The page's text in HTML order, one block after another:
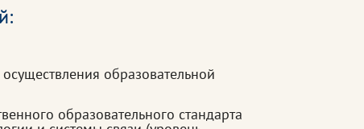
образовательной
образовательного стандарта